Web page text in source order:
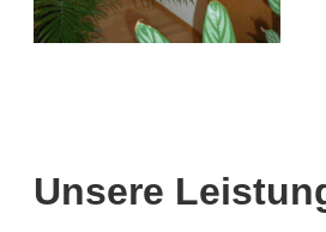
Unsere